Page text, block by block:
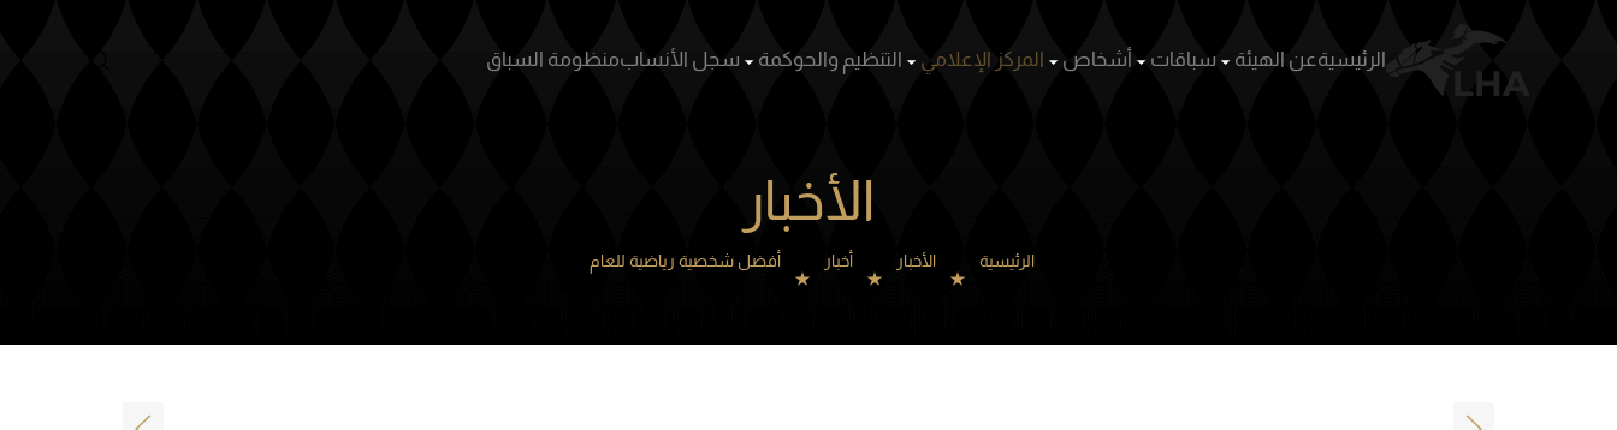
Skip to main content الرئيسيةعن الهيئة سباقات أشخاص المركز الإعلامي التنظيم والحوكمة سجل الأنساب
الأخبار
الرئيسية الأخبار أخبار أفضل شخصية رياضية للعام